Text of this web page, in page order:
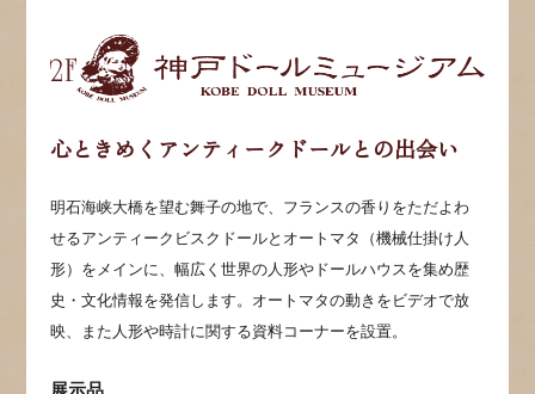
心ときめくアンティークドールとの出会い
明石海峡大橋を望む舞子の地で、フランスの香りをただよわ
せるアンティークビスクドールとオートマタ（機械仕掛け人
形）をメインに、幅広く世界の人形やドールハウスを集め歴
史・文化情報を発信します。オートマタの動きをビデオで放
映、また人形や時計に関する資料コーナーを設置。